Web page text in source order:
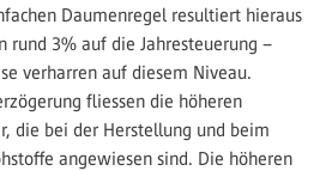
Daumenregel resultiert hieraus
rund 3% auf die Jahresteuerung –
verharren auf diesem Niveau.
fliessen die höheren
die bei der Herstellung und beim
angewiesen sind. Die höheren